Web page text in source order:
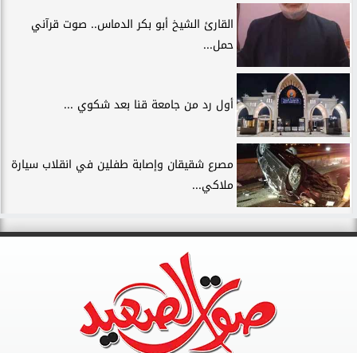
القارئ الشيخ أبو بكر الدماس.. صوت قرآني
حمل...
أول رد من جامعة قنا بعد شكوي ...
مصرع شقيقان وإصابة طفلين في انقلاب سيارة
ملاكي...